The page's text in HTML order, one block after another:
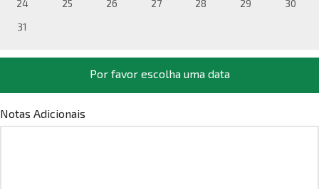
24
25 26 27 28 29
30
31
Por favor escolha uma data
Notas Adicionais